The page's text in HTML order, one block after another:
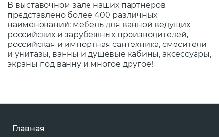
В выставочном зале наших партнеров
представлено более 400 различных
наименований: мебель для ванной ведущих
российских и зарубежных производителей,
российская и импортная сантехника, смесители
и унитазы, ванны и душевые кабины, аксессуары,
экраны под ванну и многое другое!
Главная